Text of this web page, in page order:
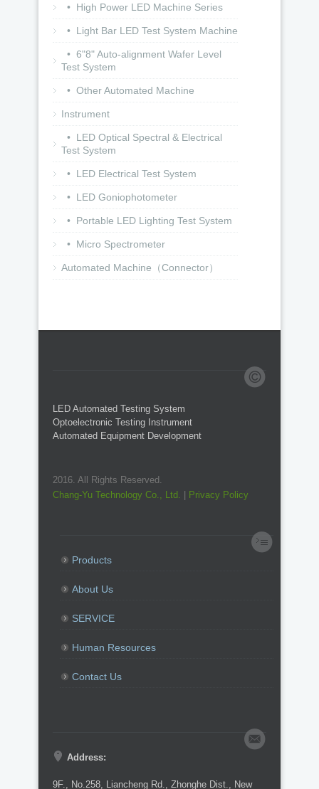
• High Power LED Machine Series
• Light Bar LED Test System Machine
• 6"8" Auto-alignment Wafer Level
Test System
• Other Automated Machine
Instrument
• LED Optical Spectral & Electrical
Test System
• LED Electrical Test System
• LED Goniophotometer
• Portable LED Lighting Test System
• Micro Spectrometer
Automated Machine（Connector）
LED Automated Testing System
Optoelectronic Testing Instrument
Automated Equipment Development
2016. All Rights Reserved.
Chang-Yu Technology Co., Ltd.
Privacy Policy
Products
About Us
SERVICE
Human Resources
Contact Us
Address:
9F., No.258, Liancheng Rd., Zhonghe Dist., New